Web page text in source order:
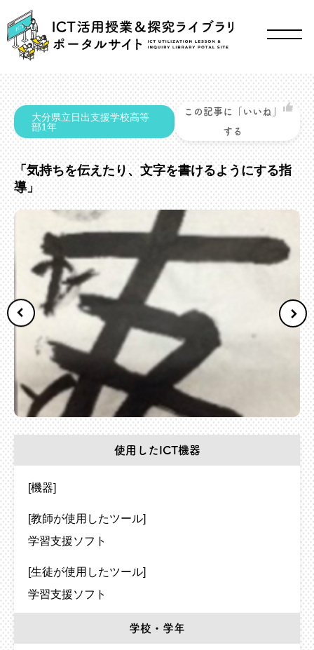
大分県立日出支援学校高等
部1年
この記事に「いいね」
する
「気持ちを伝えたり、文字を書けるようにする指
導」
使用したICT機器
[機器]
[教師が使用したツール]
学習支援ソフト
[生徒が使用したツール]
学習支援ソフト
学校・学年